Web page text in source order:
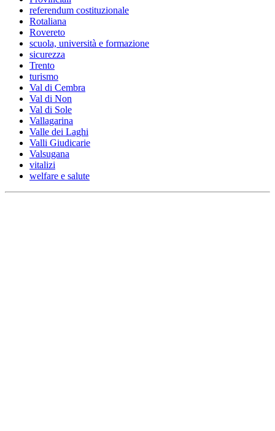
referendum costituzionale
Rotaliana
Rovereto
scuola, università e formazione
sicurezza
Trento
turismo
Val di Cembra
Val di Non
Val di Sole
Vallagarina
Valle dei Laghi
Valli Giudicarie
Valsugana
vitalizi
welfare e salute